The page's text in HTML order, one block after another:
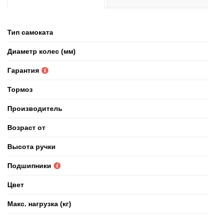
Тип самоката
Диаметр колес (мм)
Гарантия
Тормоз
Производитель
Возраст от
Высота ручки
Подшипники
Цвет
Макс. нагрузка (кг)